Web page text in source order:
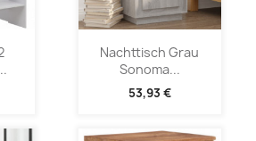
Nachttisch Grau
Sonoma...
53,93 €